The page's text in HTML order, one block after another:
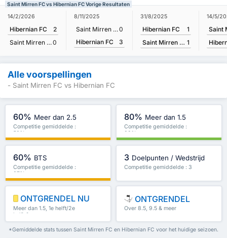
Saint Mirren FC vs Hibernian FC Vorige Resultaten
14/2/2026
Hibernian FC
2
Saint Mirren FC0
8/11/2025
Saint Mirren FC0
Hibernian FC
3
31/8/2025
Hibernian FC
1
Saint Mirren FC 1
14/5/
Alle voorspellingen
- Saint Mirren FC vs Hibernian FC
60% Meer dan 2.5
Competitie gemiddelde :
50%
80% Meer dan 1.5
Competitie gemiddelde :
83%
60% BTS
Competitie gemiddelde :
67%
3 Doelpunten / Wedstrijd
Competitie gemiddelde : 3
ONTGRENDEL NU
Meer dan 1.5, 1e helft/2e
helft & meer
ONTGRENDEL
Over 8.5, 9.5 & meer
*Gemiddelde stats tussen Saint Mirren FC en Hibernian FC voor het huidige seizoen.